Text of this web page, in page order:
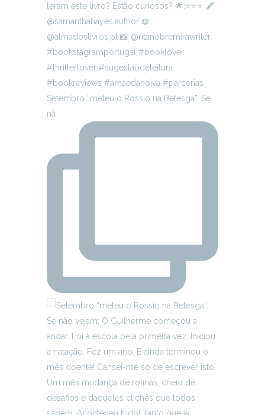
Setembro “meteu o Rossio na Betesga”. Se
nã